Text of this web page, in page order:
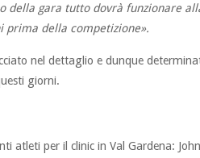
gara tutto dovrà funzionare
prima della competizione».
nel dettaglio e dunque
giorni.
atleti per il clinic in Val Gardena: